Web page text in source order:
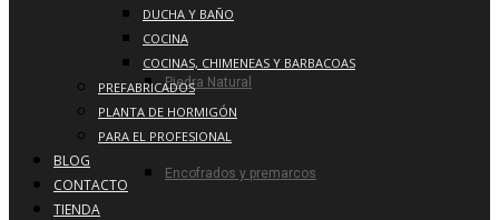
Piedra Natural
Encofrados y premarcos
DUCHA Y BAÑO
COCINA
COCINAS, CHIMENEAS Y BARBACOAS
PREFABRICADOS
PLANTA DE HORMIGÓN
PARA EL PROFESIONAL
BLOG
CONTACTO
TIENDA